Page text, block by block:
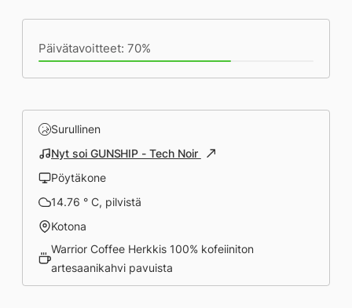
Päivätavoitteet: 70%
Surullinen
Nyt soi GUNSHIP - Tech Noir
Pöytäkone
14.76 ° C, pilvistä
Kotona
Warrior Coffee Herkkis 100% kofeiiniton
artesaanikahvi pavuista